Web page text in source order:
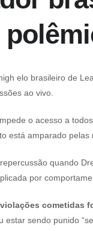
elo brasileiro de
ao vivo.
o acesso a
está amparado
quando
por
violações cometidas
estar sendo punido